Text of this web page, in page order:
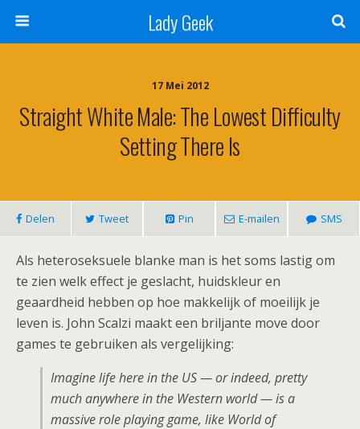
Lady Geek
17 Mei 2012
Straight White Male: The Lowest Difficulty
Setting There Is
Delen Tweet Pin E-mailen SMS
Als heteroseksuele blanke man is het soms lastig om
te zien welk effect je geslacht, huidskleur en
geaardheid hebben op hoe makkelijk of moeilijk je
leven is. John Scalzi maakt een briljante move door
games te gebruiken als vergelijking:
Imagine life here in the US — or indeed, pretty
much anywhere in the Western world — is a
massive role playing game, like World of